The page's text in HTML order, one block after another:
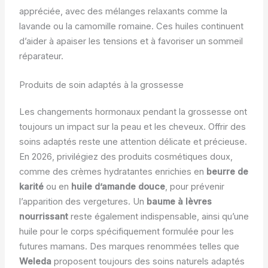
appréciée, avec des mélanges relaxants comme la
lavande ou la camomille romaine. Ces huiles continuent
d’aider à apaiser les tensions et à favoriser un sommeil
réparateur.
Produits de soin adaptés à la grossesse
Les changements hormonaux pendant la grossesse ont
toujours un impact sur la peau et les cheveux. Offrir des
soins adaptés reste une attention délicate et précieuse.
En 2026, privilégiez des produits cosmétiques doux,
comme des crèmes hydratantes enrichies en beurre de
karitéou en huile d’amande douce, pour prévenir
l’apparition des vergetures. Un baume à lèvres
nourrissantreste également indispensable, ainsi qu’une
huile pour le corps spécifiquement formulée pour les
futures mamans. Des marques renommées telles que
Weledaproposent toujours des soins naturels adaptés